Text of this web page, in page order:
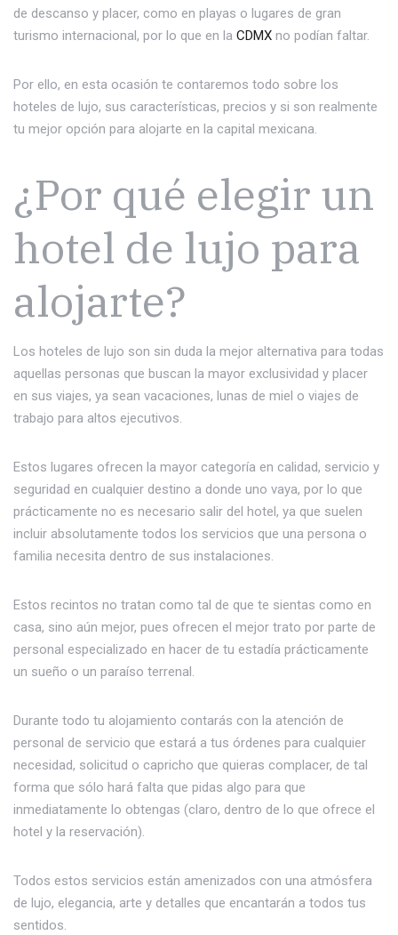
de descanso y placer, como en playas o lugares de gran
turismo internacional, por lo que en la CDMX no podían faltar.
Por ello, en esta ocasión te contaremos todo sobre los
hoteles de lujo, sus características, precios y si son realmente
tu mejor opción para alojarte en la capital mexicana.
¿Por qué elegir un
hotel de lujo para
alojarte?
Los hoteles de lujo son sin duda la mejor alternativa para todas
aquellas personas que buscan la mayor exclusividad y placer
en sus viajes, ya sean vacaciones, lunas de miel o viajes de
trabajo para altos ejecutivos.
Estos lugares ofrecen la mayor categoría en calidad, servicio y
seguridad en cualquier destino a donde uno vaya, por lo que
prácticamente no es necesario salir del hotel, ya que suelen
incluir absolutamente todos los servicios que una persona o
familia necesita dentro de sus instalaciones.
Estos recintos no tratan como tal de que te sientas como en
casa, sino aún mejor, pues ofrecen el mejor trato por parte de
personal especializado en hacer de tu estadía prácticamente
un sueño o un paraíso terrenal.
Durante todo tu alojamiento contarás con la atención de
personal de servicio que estará a tus órdenes para cualquier
necesidad, solicitud o capricho que quieras complacer, de tal
forma que sólo hará falta que pidas algo para que
inmediatamente lo obtengas (claro, dentro de lo que ofrece el
hotel y la reservación).
Todos estos servicios están amenizados con una atmósfera
de lujo, elegancia, arte y detalles que encantarán a todos tus
sentidos.